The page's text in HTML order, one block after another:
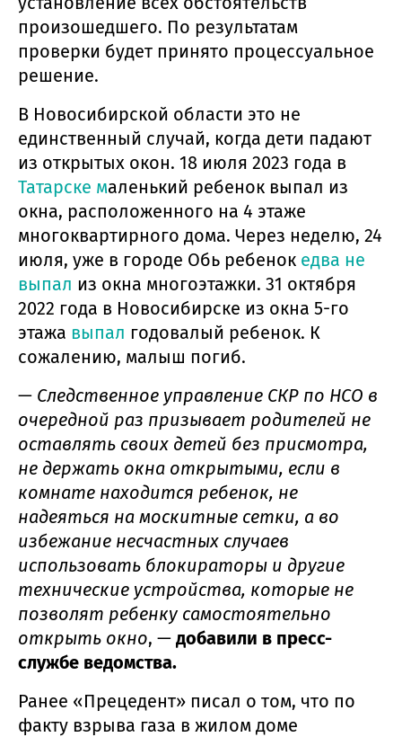
произошедшего. По результатам
проверки будет принято процессуальное
решение.
В Новосибирской области это не
единственный случай, когда дети падают
из открытых окон. 18 июля 2023 года в
Татарске маленький ребенок выпал из
окна, расположенного на 4 этаже
многоквартирного дома. Через неделю, 24
июля, уже в городе Обь ребенок едва не
выпал из окна многоэтажки. 31 октября
2022 года в Новосибирске из окна 5-го
этажа выпал годовалый ребенок. К
сожалению, малыш погиб.
— Следственное управление СКР по НСО в
очередной раз призывает родителей не
оставлять своих детей без присмотра,
не держать окна открытыми, если в
комнате находится ребенок, не
надеяться на москитные сетки, а во
избежание несчастных случаев
использовать блокираторы и другие
технические устройства, которые не
позволят ребенку самостоятельно
открыть окно, — добавили в пресс-
службе ведомства.
Ранее «Прецедент» писал о том, что по
факту взрыва газа в жилом доме